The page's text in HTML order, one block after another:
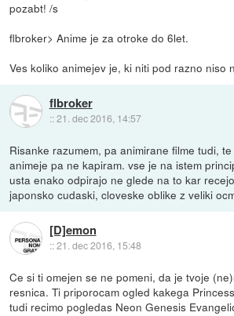
pozabt! /s
flbroker> Anime je za otroke do 6let.
Ves koliko animejev je, ki niti pod razno niso
flbroker
::21. dec 2016, 14:57
Risanke razumem, pa animirane filme tudi,
animeje pa ne kapiram. vse je na istem
usta enako odpirajo ne glede na to kar
japonsko cudaski, cloveske oblike z veliki
[D]emon
::21. dec 2016, 15:48
Ce si ti omejen se ne pomeni, da je tvoje
resnica. Ti priporocam ogled kakega
tudi recimo pogledas Neon Genesis